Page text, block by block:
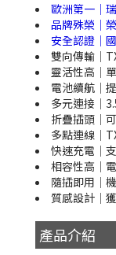
歐洲第一｜
品牌殊榮｜
安全認證｜
雙向傳輸｜
靈活性高｜
電池續航｜
多元連接｜
折疊插頭｜
多點連線｜
快速充電｜
相容性高｜
隨插即用｜
質感設計｜
產品介紹